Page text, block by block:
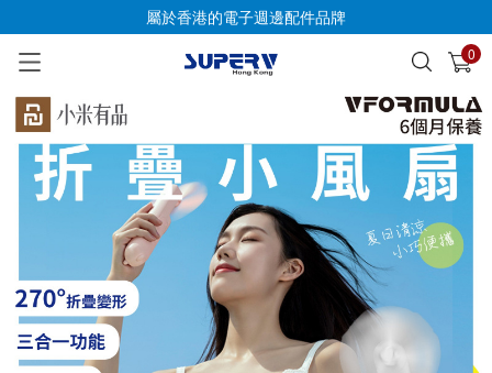
屬於香港的電子週邊配件品牌
0
已加入購物車 查看